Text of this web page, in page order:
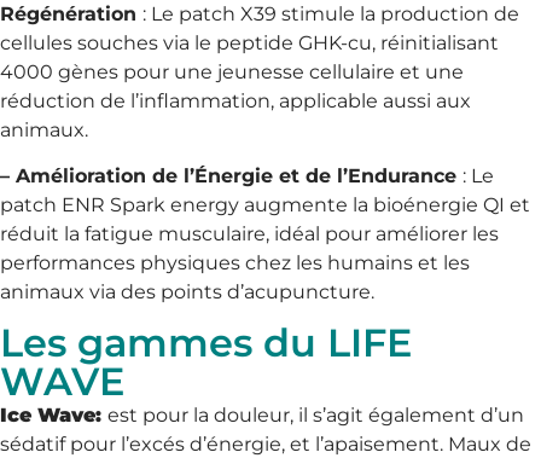
Régénération : Le patch X39 stimule la production de
cellules souches via le peptide GHK-cu, réinitialisant
4000 gènes pour une jeunesse cellulaire et une
réduction de l’inflammation, applicable aussi aux
animaux.
– Amélioration de l’Énergie et de l’Endurance : Le
patch ENR Spark energy augmente la bioénergie QI et
réduit la fatigue musculaire, idéal pour améliorer les
performances physiques chez les humains et les
animaux via des points d’acupuncture.
Les gammes du LIFE
WAVE
Ice Wave: est pour la douleur, il s’agit également d’un
sédatif pour l’excés d’énergie, et l’apaisement. Maux de